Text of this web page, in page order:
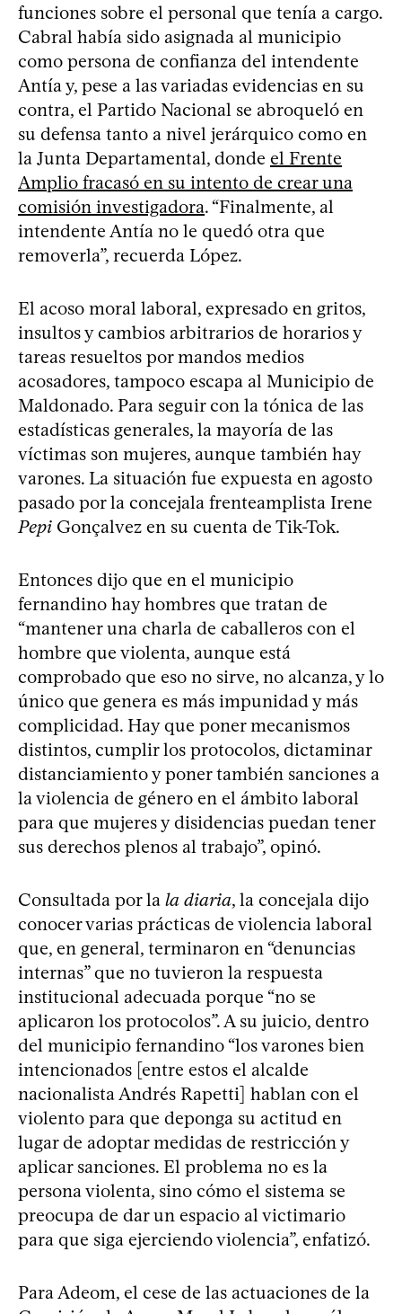
funciones sobre el personal que tenía a cargo.
Cabral había sido asignada al municipio
como persona de confianza del intendente
Antía y, pese a las variadas evidencias en su
contra, el Partido Nacional se abroqueló en
su defensa tanto a nivel jerárquico como en
la Junta Departamental, donde el Frente
Amplio fracasó en su intento de crear una
comisión investigadora. “Finalmente, al
intendente Antía no le quedó otra que
removerla”, recuerda López.
El acoso moral laboral, expresado en gritos,
insultos y cambios arbitrarios de horarios y
tareas resueltos por mandos medios
acosadores, tampoco escapa al Municipio de
Maldonado. Para seguir con la tónica de las
estadísticas generales, la mayoría de las
víctimas son mujeres, aunque también hay
varones. La situación fue expuesta en agosto
pasado por la concejala frenteamplista Irene
Pepi Gonçalvez en su cuenta de Tik-Tok.
Entonces dijo que en el municipio
fernandino hay hombres que tratan de
“mantener una charla de caballeros con el
hombre que violenta, aunque está
comprobado que eso no sirve, no alcanza, y lo
único que genera es más impunidad y más
complicidad. Hay que poner mecanismos
distintos, cumplir los protocolos, dictaminar
distanciamiento y poner también sanciones a
la violencia de género en el ámbito laboral
para que mujeres y disidencias puedan tener
sus derechos plenos al trabajo”, opinó.
Consultada por la la diaria, la concejala dijo
conocer varias prácticas de violencia laboral
que, en general, terminaron en “denuncias
internas” que no tuvieron la respuesta
institucional adecuada porque “no se
aplicaron los protocolos”. A su juicio, dentro
del municipio fernandino “los varones bien
intencionados [entre estos el alcalde
nacionalista Andrés Rapetti] hablan con el
violento para que deponga su actitud en
lugar de adoptar medidas de restricción y
aplicar sanciones. El problema no es la
persona violenta, sino cómo el sistema se
preocupa de dar un espacio al victimario
para que siga ejerciendo violencia”, enfatizó.
Para Adeom, el cese de las actuaciones de la